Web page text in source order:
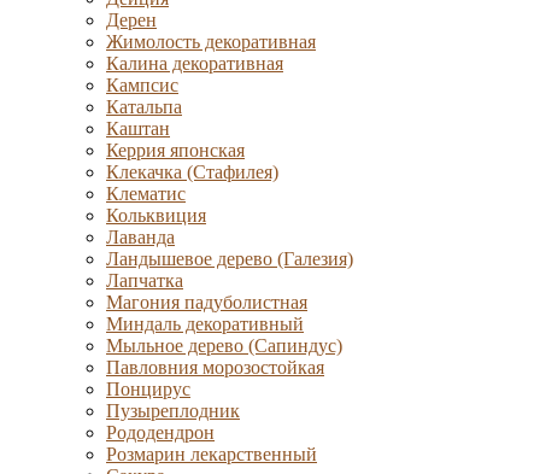
Дерен
Жимолость декоративная
Калина декоративная
Кампсис
Катальпа
Каштан
Керрия японская
Клекачка (Стафилея)
Клематис
Кольквиция
Лаванда
Ландышевое дерево (Галезия)
Лапчатка
Магония падуболистная
Миндаль декоративный
Мыльное дерево (Сапиндус)
Павловния морозостойкая
Понцирус
Пузыреплодник
Рододендрон
Розмарин лекарственный